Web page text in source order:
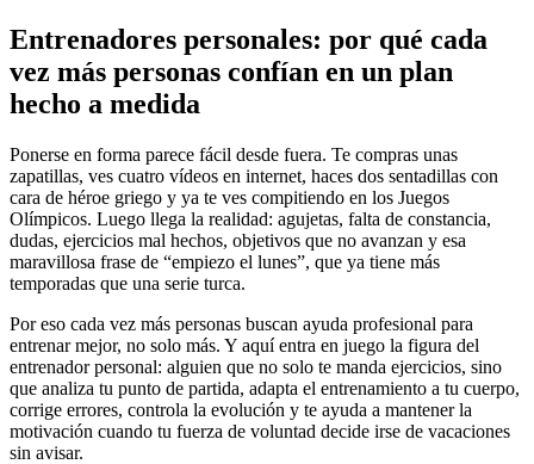
Entrenadores personales: por qué cada
vez más personas confían en un plan
hecho a medida
Ponerse en forma parece fácil desde fuera. Te compras unas
zapatillas, ves cuatro vídeos en internet, haces dos sentadillas con
cara de héroe griego y ya te ves compitiendo en los Juegos
Olímpicos. Luego llega la realidad: agujetas, falta de constancia,
dudas, ejercicios mal hechos, objetivos que no avanzan y esa
maravillosa frase de “empiezo el lunes”, que ya tiene más
temporadas que una serie turca.
Por eso cada vez más personas buscan ayuda profesional para
entrenar mejor, no solo más. Y aquí entra en juego la figura del
entrenador personal: alguien que no solo te manda ejercicios, sino
que analiza tu punto de partida, adapta el entrenamiento a tu cuerpo,
corrige errores, controla la evolución y te ayuda a mantener la
motivación cuando tu fuerza de voluntad decide irse de vacaciones
sin avisar.